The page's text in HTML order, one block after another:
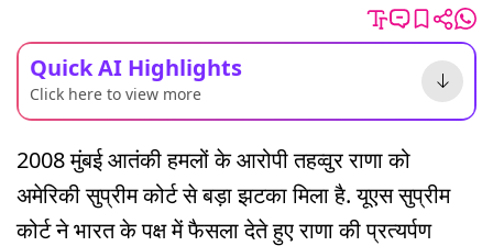
Quick AI Highlights
Click here to view more
2008 मुंबई आतंकी हमलों के आरोपी तहव्वुर राणा को
अमेरिकी सुप्रीम कोर्ट से बड़ा झटका मिला है. यूएस सुप्रीम
कोर्ट ने भारत के पक्ष में फैसला देते हुए राणा की प्रत्यर्पण